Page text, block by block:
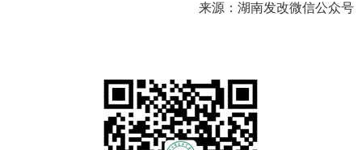
来源：湖南发改微信公众号